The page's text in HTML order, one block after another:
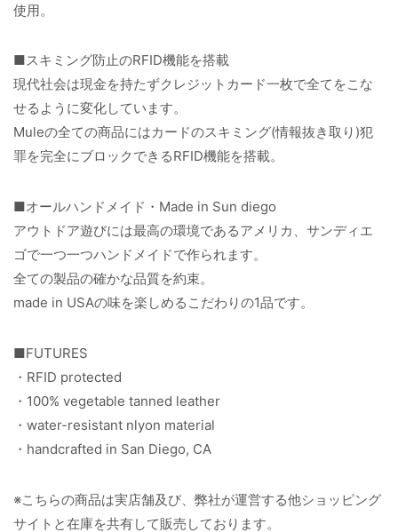
使用。
■スキミング防止のRFID機能を搭載
現代社会は現金を持たずクレジットカード一枚で全てをこな
せるように変化しています。
Muleの全ての商品にはカードのスキミング(情報抜き取り)犯
罪を完全にブロックできるRFID機能を搭載。
■オールハンドメイド・Made in Sun diego
アウトドア遊びには最高の環境であるアメリカ、サンディエ
ゴで一つ一つハンドメイドで作られます。
全ての製品の確かな品質を約束。
made in USAの味を楽しめるこだわりの1品です。
■FUTURES
・RFID protected
・100% vegetable tanned leather
・water-resistant nlyon material
・handcrafted in San Diego, CA
※こちらの商品は実店舗及び、弊社が運営する他ショッピング
サイトと在庫を共有して販売しております。